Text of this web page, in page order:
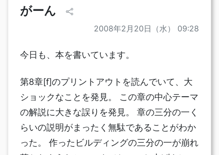
がーん
2008年2月20日（水） 09:28
今日も、本を書いています。
第8章[f]のプリントアウトを読んでいて、大
ショックなことを発見。 この章の中心テーマ
の解説に大きな誤りを発見。 章の三分の一く
らいの説明がまったく無駄であることがわか
った。 作ったビルディングの三分の一が崩れ